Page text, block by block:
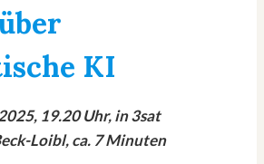
KI
19.20 Uhr, in 3sat
Loibl, ca. 7 Minuten